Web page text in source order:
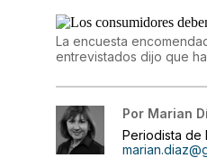
La encuesta
entrevistados dijo que
Por Marian
Periodista de